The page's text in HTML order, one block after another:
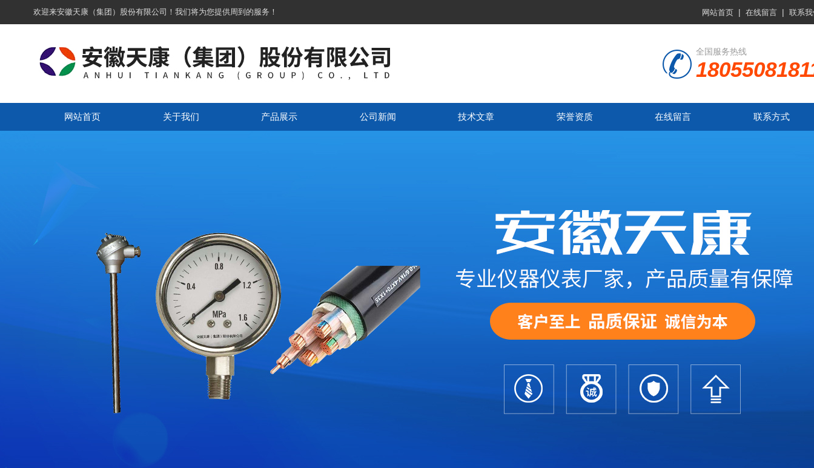
欢迎来安徽天康（集团）股份有限公司！我们将为您提供周到的服务！ 网站首页 | 在线留言 | 联系
全国服务热线
网站首页 关于我们 产品展示 公司新闻 技术文章 荣誉资质 在线留言 联系方式